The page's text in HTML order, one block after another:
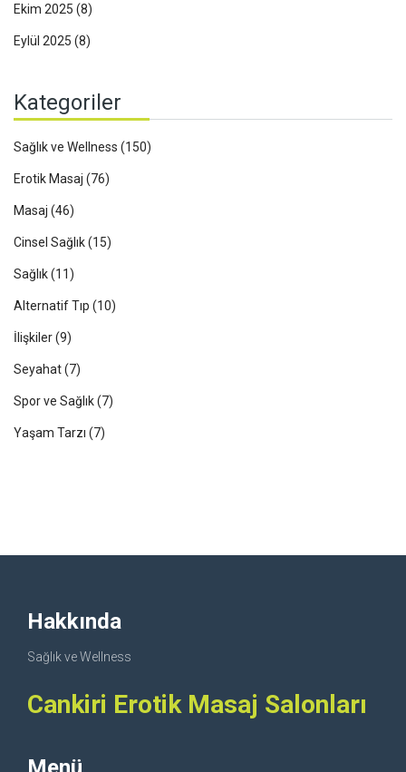
Ekim 2025 (8)
Eylül 2025 (8)
Kategoriler
Sağlık ve Wellness (150)
Erotik Masaj (76)
Masaj (46)
Cinsel Sağlık(15)
Sağlık(11)
Alternatif Tıp (10)
İlişkiler(9)
Seyahat(7)
Spor ve Sağlık(7)
Yaşam Tarzı (7)
Hakkında
Sağlık ve Wellness
Cankiri Erotik Masaj Salonları